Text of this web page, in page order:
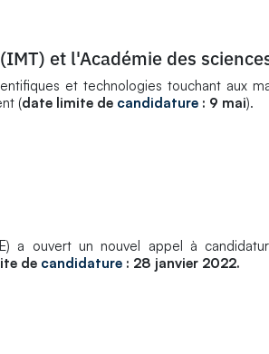
et l'Académie des
et technologies touchant aux
(date limite de candidature : 9 mai).
a ouvert un nouvel appel à
de candidature : 28 janvier 2022.